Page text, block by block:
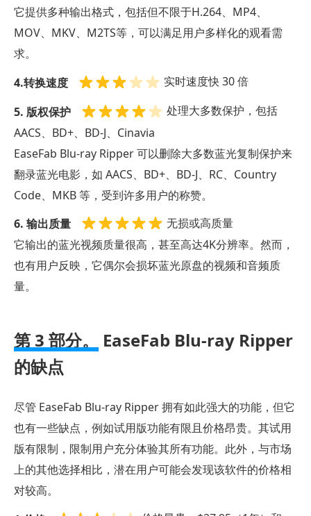
它提供多种输出格式，包括但不限于H.264、MP4、
MOV、MKV、M2TS等，可以满足用户多样化的观看需
求。
4.转换速度
实时速度快 30 倍
5. 版权保护
处理大多数保护，包括
AACS、BD+、BD-J、Cinavia
EaseFab Blu-ray Ripper 可以删除大多数蓝光复制保护来
翻录蓝光电影，如 AACS、BD+、BD-J、RC、Country
Code、MKB 等，受到许多用户的称赞。
6. 输出质量
无损或高质量
它输出的蓝光视频质量很高，甚至高达4K分辨率。然而，
也有用户反映，它偶尔会损坏蓝光原盘的视频和音频质
量。
第 3 部分。
EaseFab Blu-ray Ripper
的缺点
尽管 EaseFab Blu-ray Ripper 拥有如此强大的功能，但它
也有一些缺点，例如试用版功能有限且价格昂贵。其试用
版有限制，限制用户充分体验其所有功能。此外，与市场
上的其他选择相比，潜在用户可能会发现该软件的价格相
对较高。